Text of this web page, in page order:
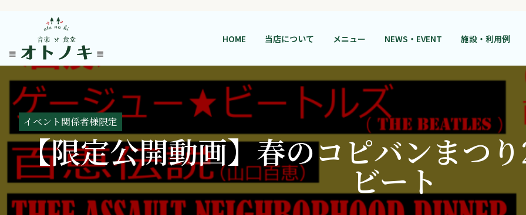
HOME 当店について メニュー NEWS・EVENT 施設・利用例
イベント関係者様限定
【限定公開動画】春のコピバンまつ
ビート